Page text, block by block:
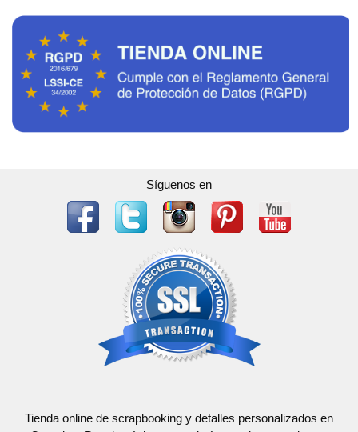
Síguenos en
Tienda online de scrapbooking y detalles personalizados en